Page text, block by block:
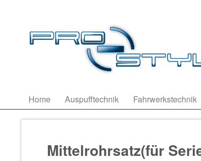
Home Auspufftechnik Fahrwerkstechnik
Mittelrohrsatz(für